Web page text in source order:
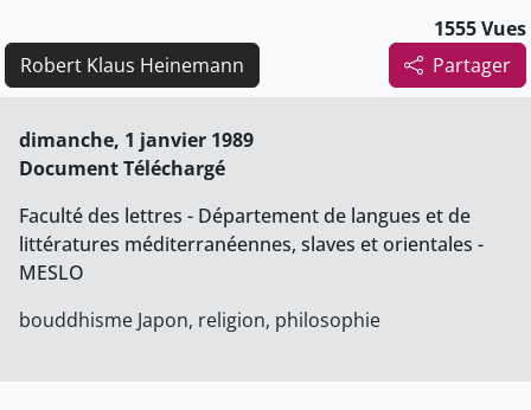
1555 Vues
Partager
Robert Klaus Heinemann
dimanche, 1 janvier 1989
Document Téléchargé
Faculté des lettres - Département de langues et de
littératures méditerranéennes, slaves et orientales -
MESLO
bouddhisme Japon, religion, philosophie